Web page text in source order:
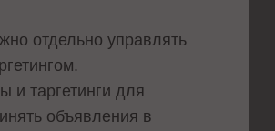
отдельно управлять
и таргетинги для
объявления в